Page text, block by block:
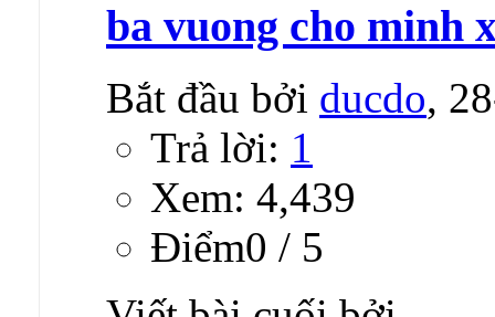
ba vuong cho minh
Bắt đầu bởi ducdo,
Trả lời: 1
Xem: 4,439
Ðiểm0 / 5